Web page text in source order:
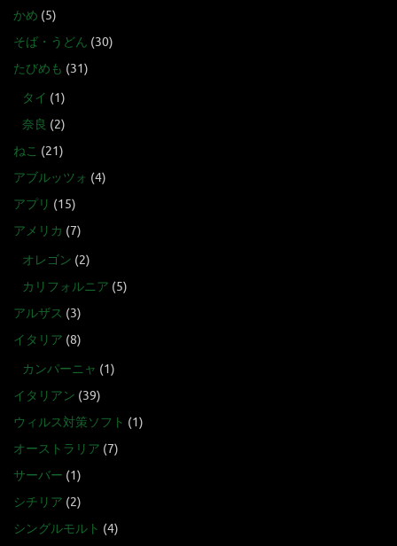
かめ (5)
そば・うどん (30)
たびめも (31)
タイ (1)
奈良 (2)
ねこ (21)
アブルッツォ (4)
アプリ (15)
アメリカ (7)
オレゴン (2)
カリフォルニア (5)
アルザス (3)
イタリア (8)
カンパーニャ (1)
イタリアン (39)
ウィルス対策ソフト (1)
オーストラリア (7)
サーバー (1)
シチリア (2)
シングルモルト (4)